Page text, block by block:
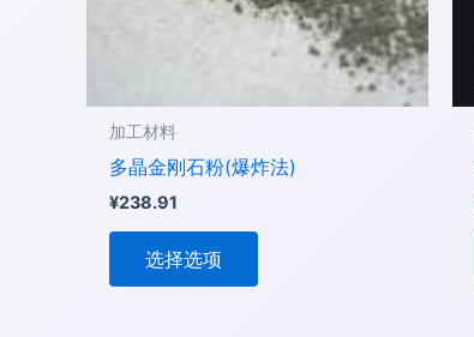
加工材料
多晶金刚石粉(爆炸法)
¥238.91
选择选项
可
在
页
择